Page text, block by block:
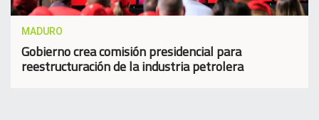
MADURO
Gobierno crea comisión presidencial para
reestructuración de la industria petrolera